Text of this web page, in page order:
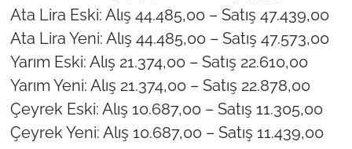
Ata Lira Eski: Alış 44.485,00 – Satış 47.439,00
Ata Lira Yeni: Alış 44.485,00 – Satış 47.573,00
Yarım Eski: Alış 21.374,00 – Satış 22.610,00
Yarım Yeni: Alış 21.374,00 – Satış 22.878,00
Çeyrek Eski: Alış 10.687,00 – Satış 11.305,00
Çeyrek Yeni: Alış 10.687,00 – Satış 11.439,00